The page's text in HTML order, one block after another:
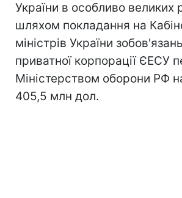
України в особливо великих
шляхом покладання на
міністрів України зобов'язань
приватної корпорації ЄЕСУ
Міністерством оборони РФ
405,5 млн дол.